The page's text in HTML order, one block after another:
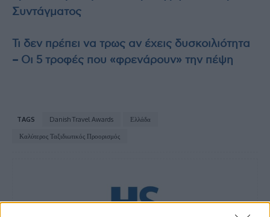
Συντάγματος
Τι δεν πρέπει να τρως αν έχεις δυσκοιλιότητα
– Οι 5 τροφές που «φρενάρουν» την πέψη
TAGS Danish Travel Awards
Ελλάδα
Καλύτερος Ταξιδιωτικός Προορισμός